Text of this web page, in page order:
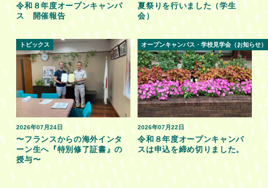
令和８年度オープンキャンパ
ス 開催報告
夏祭りを行いました（学生
会）
2026年07月24日
トピックス
〜フランスからの海外インタ
ーン生へ『特別修了証書』の
授与〜
2026年07月22日
オープンキャンパス・学校見学会（お知らせ）
令和８年度オープンキャンパ
スは申込を締め切りました。